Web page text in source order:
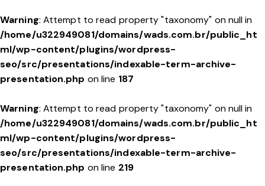
Warning: Attempt to read property "taxonomy" on null in
/home/u322949081/domains/wads.com.br/public_ht
ml/wp-content/plugins/wordpress-
seo/src/presentations/indexable-term-archive-
presentation.php on line 187
Warning: Attempt to read property "taxonomy" on null in
/home/u322949081/domains/wads.com.br/public_ht
ml/wp-content/plugins/wordpress-
seo/src/presentations/indexable-term-archive-
presentation.php on line 219